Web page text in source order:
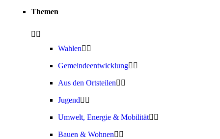
Themen
Wahlen
Gemeindeentwicklung
Aus den Ortsteilen
Jugend
Umwelt, Energie & Mobilität
Bauen & Wohnen